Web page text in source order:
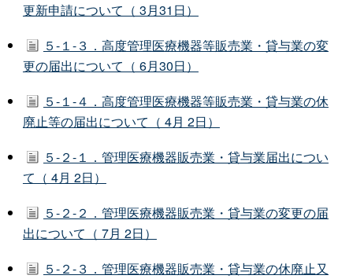
更新申請について（ 3月31日）
５-１-３．高度管理医療機器等販売業・貸与業の変
更の届出について（ 6月30日）
５-１-４．高度管理医療機器等販売業・貸与業の休
廃止等の届出について（ 4月 2日）
５-２-１．管理医療機器販売業・貸与業届出につい
て（ 4月 2日）
５-２-２．管理医療機器販売業・貸与業の変更の届
出について（ 7月 2日）
５-２-３．管理医療機器販売業・貸与業の休廃止又